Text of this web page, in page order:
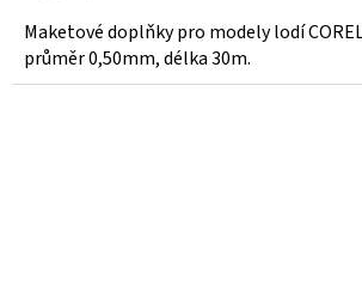
Maketové doplňky pro modely lodí
průměr 0,50mm, délka 30m.